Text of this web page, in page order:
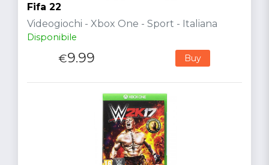
Fifa 22
Videogiochi - Xbox One - Sport - Italiana
Disponibile
€9.99 Buy